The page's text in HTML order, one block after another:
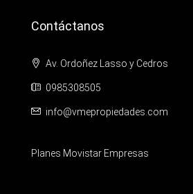
Contáctanos
Av. Ordoñez Lasso y Cedros
0985308505
info@vmepropiedades.com
Planes Movistar Empresas